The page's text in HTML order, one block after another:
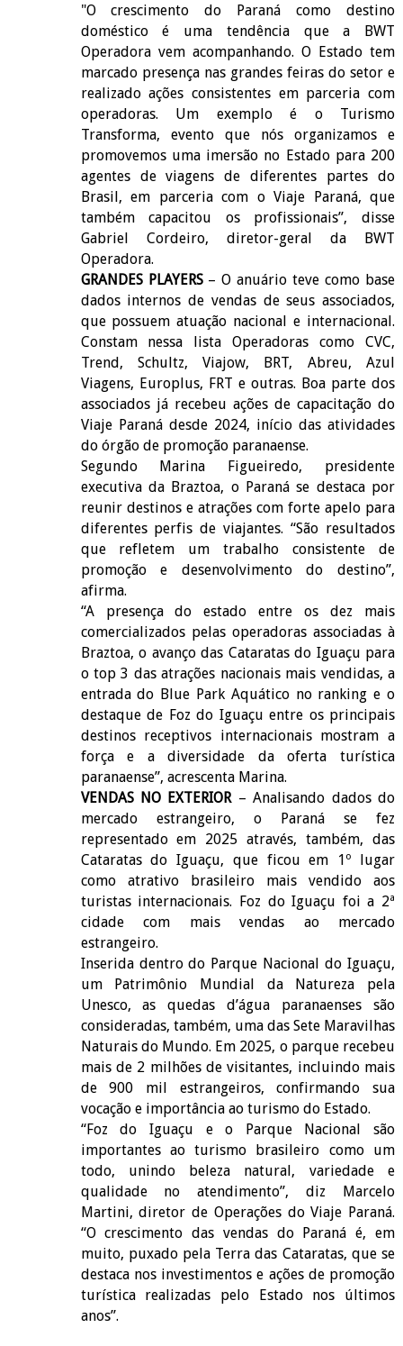
"O crescimento do Paraná como destino
doméstico é uma tendência que a BWT
Operadora vem acompanhando. O Estado tem
marcado presença nas grandes feiras do setor e
realizado ações consistentes em parceria com
operadoras. Um exemplo é o Turismo
Transforma, evento que nós organizamos e
promovemos uma imersão no Estado para 200
agentes de viagens de diferentes partes do
Brasil, em parceria com o Viaje Paraná, que
também capacitou os profissionais”, disse
Gabriel Cordeiro, diretor-geral da BWT
Operadora.
GRANDES PLAYERS – O anuário teve como base
dados internos de vendas de seus associados,
que possuem atuação nacional e internacional.
Constam nessa lista Operadoras como CVC,
Trend, Schultz, Viajow, BRT, Abreu, Azul
Viagens, Europlus, FRT e outras. Boa parte dos
associados já recebeu ações de capacitação do
Viaje Paraná desde 2024, início das atividades
do órgão de promoção paranaense.
Segundo Marina Figueiredo, presidente
executiva da Braztoa, o Paraná se destaca por
reunir destinos e atrações com forte apelo para
diferentes perfis de viajantes. “São resultados
que refletem um trabalho consistente de
promoção e desenvolvimento do destino”,
afirma.
“A presença do estado entre os dez mais
comercializados pelas operadoras associadas à
Braztoa, o avanço das Cataratas do Iguaçu para
o top 3 das atrações nacionais mais vendidas, a
entrada do Blue Park Aquático no ranking e o
destaque de Foz do Iguaçu entre os principais
destinos receptivos internacionais mostram a
força e a diversidade da oferta turística
paranaense”, acrescenta Marina.
VENDAS NO EXTERIOR – Analisando dados do
mercado estrangeiro, o Paraná se fez
representado em 2025 através, também, das
Cataratas do Iguaçu, que ficou em 1º lugar
como atrativo brasileiro mais vendido aos
turistas internacionais. Foz do Iguaçu foi a 2ª
cidade com mais vendas ao mercado
estrangeiro.
Inserida dentro do Parque Nacional do Iguaçu,
um Patrimônio Mundial da Natureza pela
Unesco, as quedas d’água paranaenses são
consideradas, também, uma das Sete Maravilhas
Naturais do Mundo. Em 2025, o parque recebeu
mais de 2 milhões de visitantes, incluindo mais
de 900 mil estrangeiros, confirmando sua
vocação e importância ao turismo do Estado.
“Foz do Iguaçu e o Parque Nacional são
importantes ao turismo brasileiro como um
todo, unindo beleza natural, variedade e
qualidade no atendimento”, diz Marcelo
Martini, diretor de Operações do Viaje Paraná.
“O crescimento das vendas do Paraná é, em
muito, puxado pela Terra das Cataratas, que se
destaca nos investimentos e ações de promoção
turística realizadas pelo Estado nos últimos
anos”.